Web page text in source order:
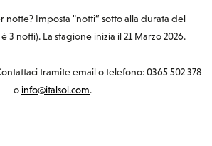
Imposta "notti” sotto alla durata del
3 notti). La stagione inizia il 21 Marzo 2026.
tramite email o telefono: 0365 502 378
oinfo@italsol.com.